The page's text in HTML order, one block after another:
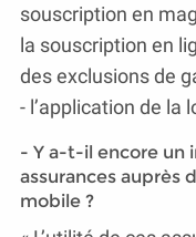
souscription en
la souscription en
des exclusions de
- l’application de la
- Y a-t-il encore un
assurances auprès
mobile ?